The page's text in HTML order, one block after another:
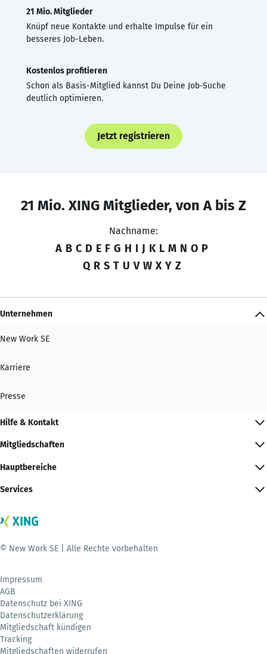
21 Mio. Mitglieder
Knüpf neue Kontakte und erhalte Impulse für ein
besseres Job-Leben.
Kostenlos profitieren
Schon als Basis-Mitglied kannst Du Deine Job-Suche
deutlich optimieren.
Jetzt registrieren
21 Mio. XING Mitglieder, von A bis Z
Nachname:
A B C D E F G H I J K L M N O P
Q R S T U V W X Y Z
Unternehmen
New Work SE
Karriere
Presse
Hilfe & Kontakt
Mitgliedschaften
Hauptbereiche
Services
© New Work SE | Alle Rechte vorbehalten
Impressum
AGB
Datenschutz bei XING
Datenschutzerklärung
Mitgliedschaft kündigen
Tracking
Mitgliedschaften widerrufen